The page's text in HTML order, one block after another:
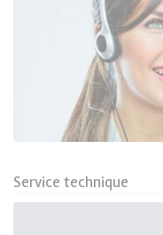
Service technique